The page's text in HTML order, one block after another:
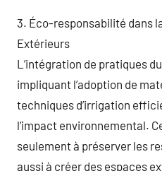
3. Éco-responsabilité dans
Extérieurs
L’intégration de pratiques
impliquant l’adoption de
techniques d’irrigation
l’impact environnemental.
seulement à préserver les
aussi à créer des espaces